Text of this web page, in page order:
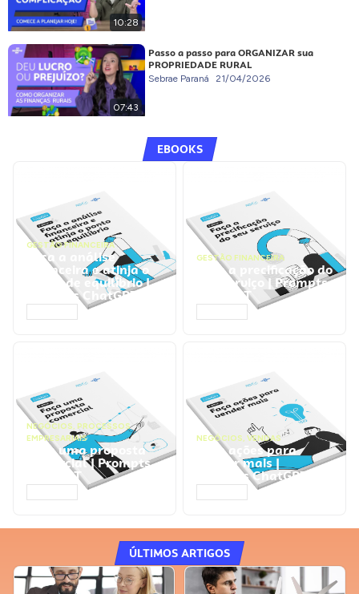
10:28
07:43
Passo a passo para ORGANIZAR sua
PROPRIEDADE RURAL
Sebrae Paraná 21/04/2026
EBOOKS
GESTÃO FINANCEIRA
Faça a análise
financeira e atinja o
ponto de equilíbrio |
Prompts ChatGPT
GESTÃO FINANCEIRA
Faça a precificação do
seu serviço | Prompts
ChatGPT
NEGÓCIOS, PROCESSOS
EMPRESARIAIS
Faça uma proposta
comercial | Prompts
ChatGPT
NEGÓCIOS, VENDAS
Faça ações para
vender mais |
Prompts ChatGPT
ÚLTIMOS ARTIGOS